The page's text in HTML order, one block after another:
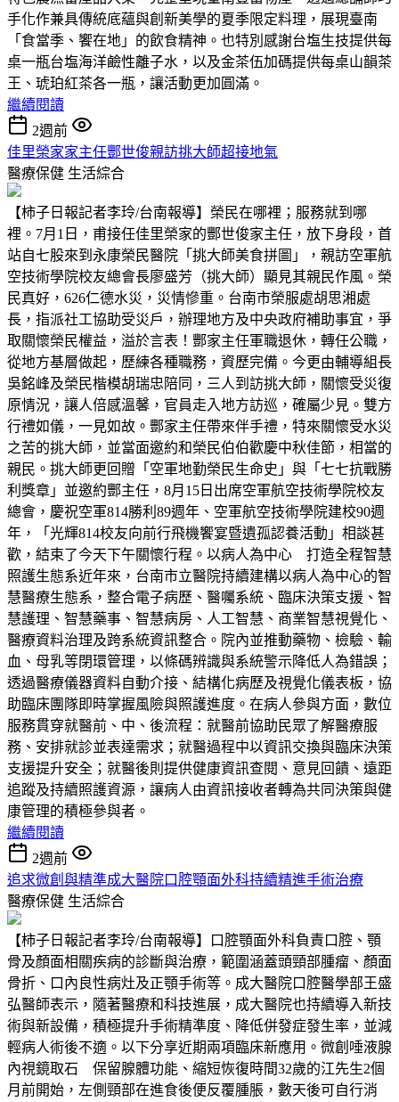
手化作兼具傳統底蘊與創新美學的夏季限定料理，展現臺南
「食當季、饗在地」的飲食精神。也特別感謝台塩生技提供每
桌一瓶台塩海洋鹼性離子水，以及金茶伍加碼提供每桌山韻茶
王、琥珀紅茶各一瓶，讓活動更加圓滿。
繼續閱讀
2週前
佳里榮家家主任酆世俊親訪挑大師超接地氣
醫療保健 生活綜合
【柿子日報記者李玲/台南報導】榮民在哪裡；服務就到哪
裡。7月1日，甫接任佳里榮家的酆世俊家主任，放下身段，首
站自七股來到永康榮民醫院「挑大師美食拼圖」，親訪空軍航
空技術學院校友總會長廖盛芳（挑大師）顯見其親民作風。榮
民真好，626仁德水災，災情慘重。台南市榮服處胡思湘處
長，指派社工協助受災戶，辦理地方及中央政府補助事宜，爭
取關懷榮民權益，溢於言表！酆家主任軍職退休，轉任公職，
從地方基層做起，歷練各種職務，資歷完備。今更由輔導組長
吳銘峰及榮民楷模胡瑞忠陪同，三人到訪挑大師，關懷受災復
原情況，讓人倍感溫馨，官員走入地方訪巡，確屬少見。雙方
行禮如儀，一見如故。酆家主任帶來伴手禮，特來關懷受水災
之苦的挑大師，並當面邀約和榮民伯伯歡慶中秋佳節，相當的
親民。挑大師更回贈「空軍地勤榮民生命史」與「七七抗戰勝
利獎章」並邀約酆主任，8月15日出席空軍航空技術學院校友
總會，慶祝空軍814勝利89週年、空軍航空技術學院建校90週
年，「光輝814校友向前行飛機饗宴暨遺孤認養活動」相談甚
歡，結束了今天下午關懷行程。以病人為中心 打造全程智慧
照護生態系近年來，台南市立醫院持續建構以病人為中心的智
慧醫療生態系，整合電子病歷、醫囑系統、臨床決策支援、智
慧護理、智慧藥事、智慧病房、人工智慧、商業智慧視覺化、
醫療資料治理及跨系統資訊整合。院內並推動藥物、檢驗、輸
血、母乳等閉環管理，以條碼辨識與系統警示降低人為錯誤；
透過醫療儀器資料自動介接、結構化病歷及視覺化儀表板，協
助臨床團隊即時掌握風險與照護進度。在病人參與方面，數位
服務貫穿就醫前、中、後流程：就醫前協助民眾了解醫療服
務、安排就診並表達需求；就醫過程中以資訊交換與臨床決策
支援提升安全；就醫後則提供健康資訊查閱、意見回饋、遠距
追蹤及持續照護資源，讓病人由資訊接收者轉為共同決策與健
康管理的積極參與者。
繼續閱讀
2週前
追求微創與精準成大醫院口腔顎面外科持續精進手術治療
醫療保健 生活綜合
【柿子日報記者李玲/台南報導】口腔顎面外科負責口腔、顎
骨及顏面相關疾病的診斷與治療，範圍涵蓋頭頸部腫瘤、顏面
骨折、口內良性病灶及正顎手術等。成大醫院口腔醫學部王盛
弘醫師表示，隨著醫療和科技進展，成大醫院也持續導入新技
術與新設備，積極提升手術精準度、降低併發症發生率，並減
輕病人術後不適。以下分享近期兩項臨床新應用。微創唾液腺
內視鏡取石 保留腺體功能、縮短恢復時間32歲的江先生2個
月前開始，左側頸部在進食後便反覆腫脹，數天後可自行消